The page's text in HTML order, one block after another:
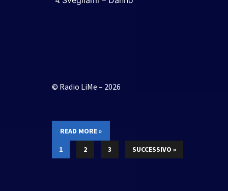
© Radio LiMe – 2026
READ MORE »
1
2 3 SUCCESSIVO »